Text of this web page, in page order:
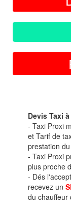
Devis Taxi
- Taxi Proxi
et Tarif de
prestation
- Taxi Proxi
plus proche
- Dés
recevez un
du chauffeur